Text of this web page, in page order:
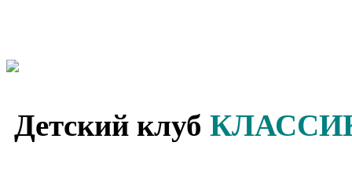
Детский клуб